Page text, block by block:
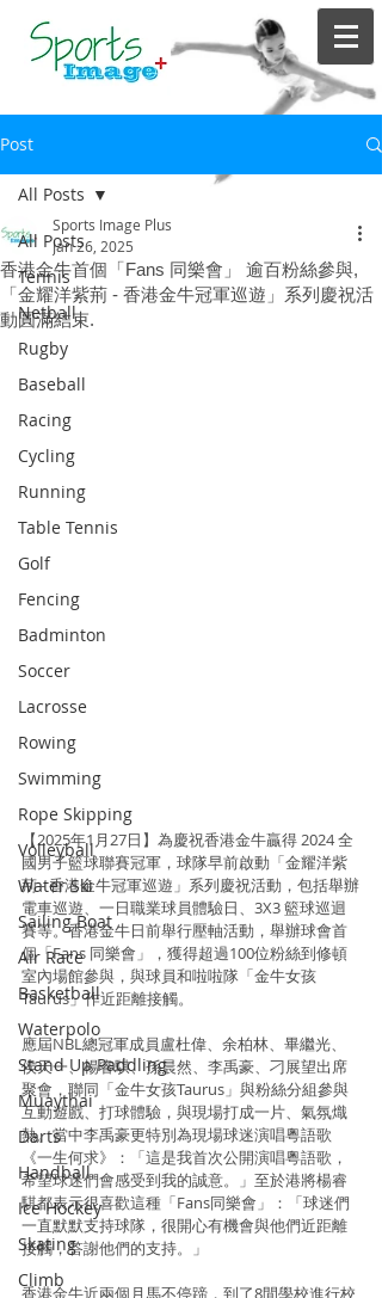
Post
All Posts
Tennis
Netball
Rugby
Baseball
Racing
Cycling
Running
Table Tennis
Golf
Fencing
Badminton
Soccer
Lacrosse
Rowing
Swimming
Rope Skipping
Volleyball
Water Ski
Sailing Boat
Air Race
Basketball
Waterpolo
Stand Up Paddling
Muaythai
Darts
Handball
Ice Hockey
Skating
Climb
All Posts
香港金牛首個「Fans 同樂會」 逾百粉絲參與,
「金耀洋紫荊 - 香港金牛冠軍巡遊」系列慶祝活
動圓滿結束.
Sports Image Plus
Jan 26, 2025
【2025年1月27日】為慶祝香港金牛贏得 2024 全
國男子籃球聯賽冠軍，球隊早前啟動「金耀洋紫
荊 - 香港金牛冠軍巡遊」系列慶祝活動，包括舉辦
電車巡遊、一日職業球員體驗日、3X3 籃球巡迴
賽等。香港金牛日前舉行壓軸活動，舉辦球會首
個「Fans 同樂會」，獲得超過100位粉絲到修頓
室內場館參與，與球員和啦啦隊「金牛女孩
Taurus」作近距離接觸。
應屆NBL總冠軍成員盧杜偉、余柏林、畢繼光、
侯天一、楊睿騏、孫晨然、李禹豪、刁展望出席
聚會，聯同「金牛女孩Taurus」與粉絲分組參與
互動遊戲、打球體驗，與現場打成一片、氣氛熾
熱。當中李禹豪更特別為現場球迷演唱粵語歌
《一生何求》：「這是我首次公開演唱粵語歌，
希望球迷們會感受到我的誠意。」至於港將楊睿
騏都表示很喜歡這種「Fans同樂會」：「球迷們
一直默默支持球隊，很開心有機會與他們近距離
接觸，答謝他們的支持。」